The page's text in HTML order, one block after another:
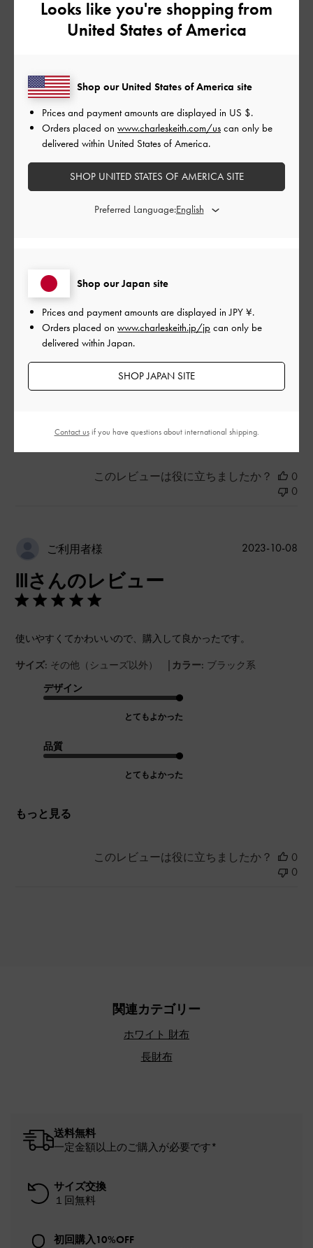
もっと見る
フィルター
並べ替え
かわいい！とにかく！
サイズ: その他（シューズ以外） |
デザイン
よかった
品質
とてもよかった
もっと見る
このレビューは役に立ちましたか？
0
0
ご利用者様
lllさんのレビュー
使いやすくてかわいいので、購入して良かったです。
サイズ: その他（シューズ以外） | カラー: ブラック系
デザイン
とてもよかった
品質
とてもよかった
もっと見る
公
2023-10-08
このレビューは役に立ちましたか？
0
0
関連カテゴリー
ホワイト 財布
長財布
送料無料
一定金額以上のご購入が必要です*
サイズ交換
１回無料
初回購入10%OFF
Looks like you're shopping from
United States of America
Shop our Japan site
Prices and payment amounts are displayed inJPY ¥.
Orders placed on www.charleskeith.jp/jp can only be
delivered within Japan.
SHOP JAPAN SITE
Shop our United States of America site
Prices and payment amounts are displayed in US $.
Orders placed on www.charleskeith.com/us can only be
delivered within United States of America.
SHOP UNITED STATES OF AMERICA SITE
Preferred Language:
Contact usif you have questions about international shipping.